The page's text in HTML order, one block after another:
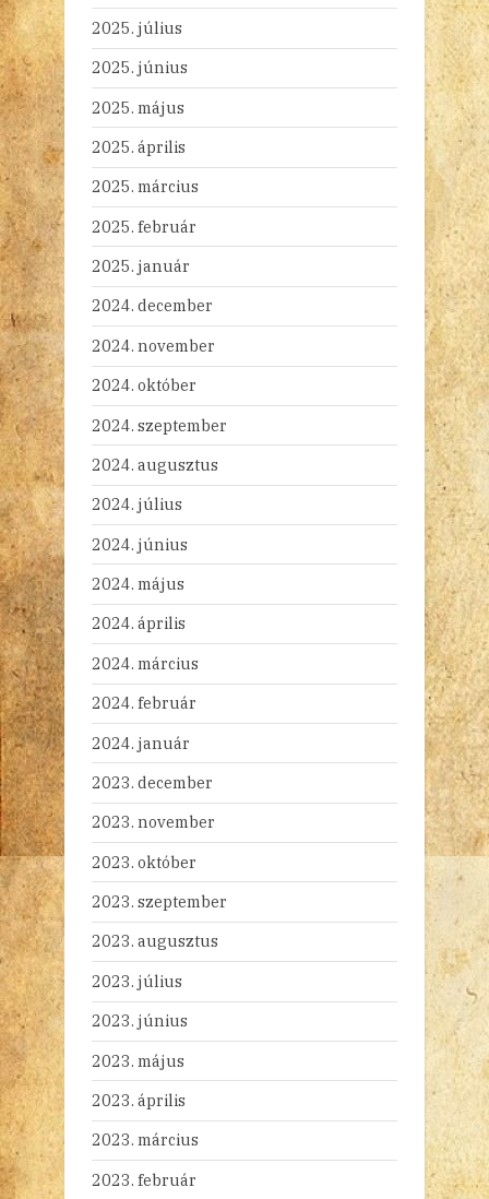
2025. július
2025. június
2025. május
2025. április
2025. március
2025. február
2025. január
2024. december
2024. november
2024. október
2024. szeptember
2024. augusztus
2024. július
2024. június
2024. május
2024. április
2024. március
2024. február
2024. január
2023. december
2023. november
2023. október
2023. szeptember
2023. augusztus
2023. július
2023. június
2023. május
2023. április
2023. március
2023. február